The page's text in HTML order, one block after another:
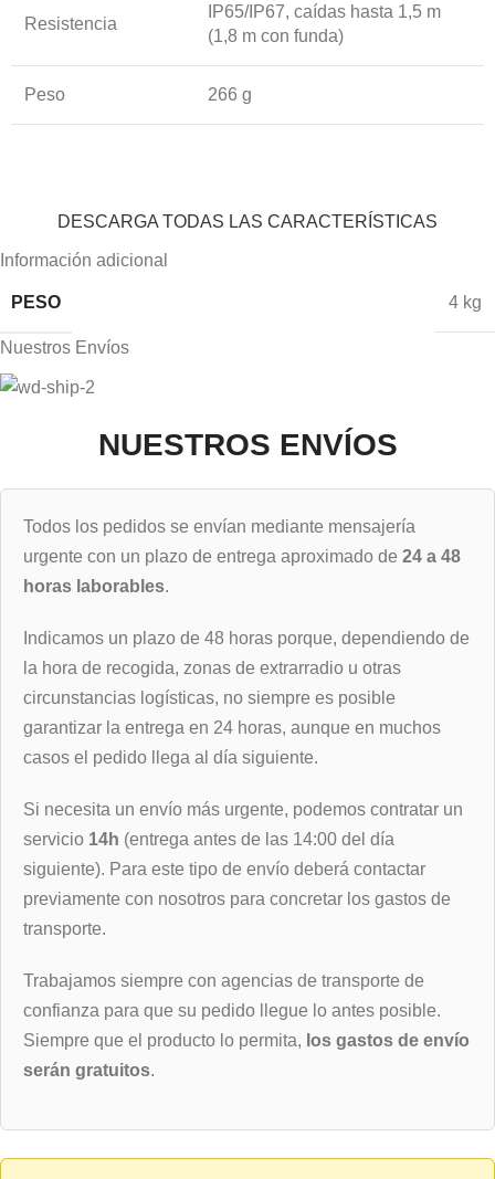
Resistencia
IP65/IP67, caídas hasta 1,5 m
(1,8 m con funda)
Peso 266 g
DESCARGA TODAS LAS CARACTERÍSTICAS
Información adicional
PESO 4 kg
Nuestros Envíos
NUESTROS ENVÍOS
Todos los pedidos se envían mediante mensajería
urgente con un plazo de entrega aproximado de 24 a 48
horas laborables.
Indicamos un plazo de 48 horas porque, dependiendo de
la hora de recogida, zonas de extrarradio u otras
circunstancias logísticas, no siempre es posible
garantizar la entrega en 24 horas, aunque en muchos
casos el pedido llega al día siguiente.
Si necesita un envío más urgente, podemos contratar un
servicio 14h (entrega antes de las 14:00 del día
siguiente). Para este tipo de envío deberá contactar
previamente con nosotros para concretar los gastos de
transporte.
Trabajamos siempre con agencias de transporte de
confianza para que su pedido llegue lo antes posible.
Siempre que el producto lo permita, los gastos de envío
serán gratuitos.